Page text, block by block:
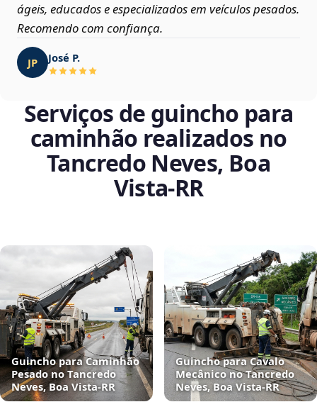
ágeis, educados e especializados em veículos pesados.
Recomendo com confiança.
JP José P.
Serviços de guincho para
caminhão realizados no
Tancredo Neves, Boa
Vista‑RR
Guincho para Caminhão
Pesado no Tancredo
Neves, Boa Vista‑RR
Guincho para Cavalo
Mecânico no Tancredo
Neves, Boa Vista‑RR